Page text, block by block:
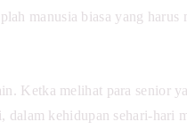
manusia biasa yang
Ketka melihat para senior
kehidupan sehari-hari